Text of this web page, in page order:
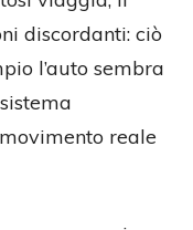
discordanti: ciò
l’auto sembra
reale